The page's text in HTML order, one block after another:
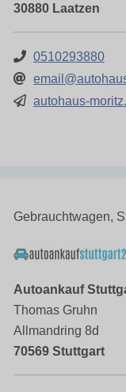
30880 Laatzen
0510293880
autohaus-
Gebrauchtwagen,
Autoankauf
Thomas Gruhn
Allmandring 8d
70569 Stuttgart